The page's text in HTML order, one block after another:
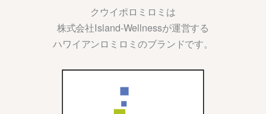
クウイポロミロミは
株式会社Island-Wellnessが運営する
ハワイアンロミロミのブランドです。